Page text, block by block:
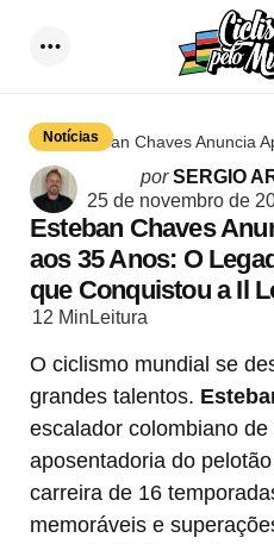
Notícias
Esteban Chaves Anuncia
Postado
por
porSERGIO
25 de novembro de
Esteban Chaves
aos 35 Anos: O
que Conquistou a Il
12 Min Leitura
O ciclismo mundial se
grandes talentos.
escalador colombiano
aposentadoria do
carreira de 16
memoráveis e